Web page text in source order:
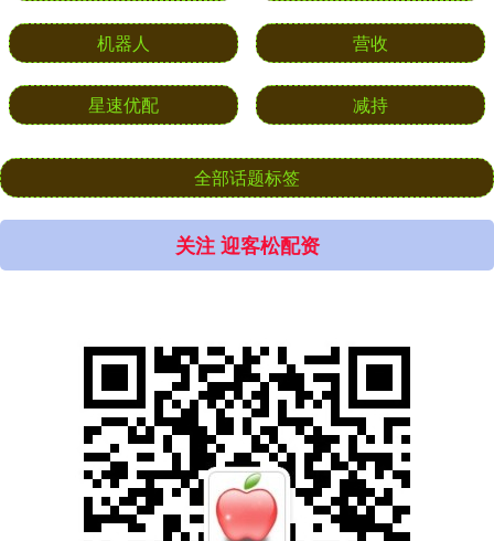
机器人 营收
星速优配 减持
全部话题标签
关注 迎客松配资